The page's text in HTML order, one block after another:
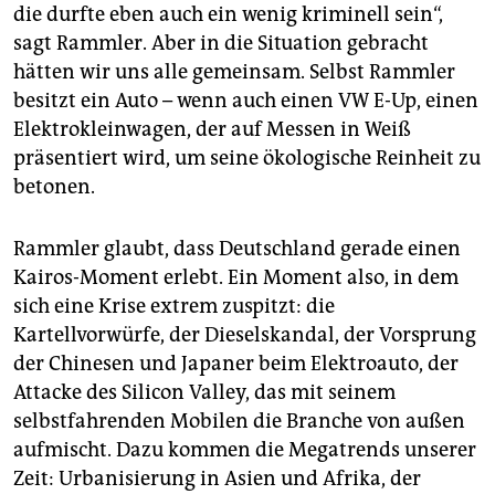
die durfte eben auch ein wenig kriminell sein“,
sagt Rammler. Aber in die Situation gebracht
hätten wir uns alle gemeinsam. Selbst Rammler
besitzt ein Auto – wenn auch einen VW E-Up, einen
Elektrokleinwagen, der auf Messen in Weiß
präsentiert wird, um seine ökologische Reinheit zu
betonen.
Rammler glaubt, dass Deutschland gerade einen
Kairos-Moment erlebt. Ein Moment also, in dem
sich eine Krise extrem zuspitzt: die
Kartellvorwürfe, der Dieselskandal, der Vorsprung
der Chinesen und Japaner beim Elektroauto, der
Attacke des Silicon Valley, das mit seinem
selbstfahrenden Mobilen die Branche von außen
aufmischt. Dazu kommen die Megatrends unserer
Zeit: Urbanisierung in Asien und Afrika, der